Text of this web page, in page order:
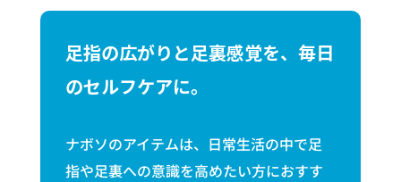
足指の広がりと足裏感覚を、毎日
のセルフケアに。
ナボソのアイテムは、日常生活の中で足
指や足裏への意識を高めたい方におすす